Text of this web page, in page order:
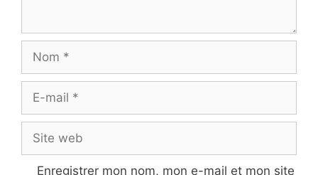
mail
web
Enregistrer mon nom, mon e-mail et mon site